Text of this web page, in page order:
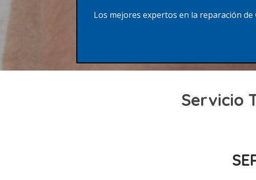
Los mejores expertos en la reparación de
Servicio